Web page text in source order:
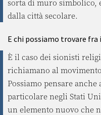
sorta di muro simbolico,
dalla città secolare.
E chi possiamo trovare
È il caso dei sionisti
richiamano al
Possiamo pensare
particolare negli Stati
un elemento nuovo che